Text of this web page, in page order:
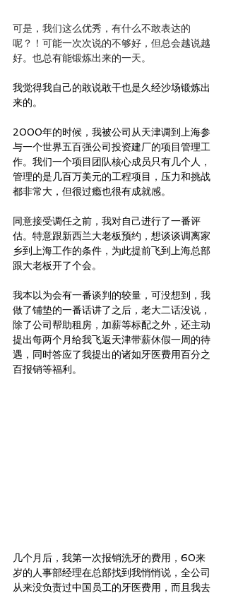
可是，我们这么优秀，有什么不敢表达的
呢？！可能一次次说的不够好，但总会越说越
好。也总有能锻炼出来的一天。
我觉得我自己的敢说敢干也是久经沙场锻炼出
来的。
2000年的时候，我被公司从天津调到上海参
与一个世界五百强公司投资建厂的项目管理工
作。我们一个项目团队核心成员只有几个人，
管理的是几百万美元的工程项目，压力和挑战
都非常大，但很过瘾也很有成就感。
同意接受调任之前，我对自己进行了一番评
估。特意跟新西兰大老板预约，想谈谈调离家
乡到上海工作的条件，为此提前飞到上海总部
跟大老板开了个会。
我本以为会有一番谈判的较量，可没想到，我
做了铺垫的一番话讲了之后，老大二话没说，
除了公司帮助租房，加薪等标配之外，还主动
提出每两个月给我飞返天津带薪休假一周的待
遇，同时答应了我提出的诸如牙医费用百分之
百报销等福利。
几个月后，我第一次报销洗牙的费用，60来
岁的人事部经理在总部找到我悄悄说，全公司
从来没负责过中国员工的牙医费用，而且我去